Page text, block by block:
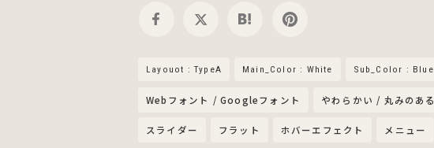
Layouot : TypeA Main_Color : White Sub_Color : Blue
Webフォント / Googleフォント やわらかい / 丸みのある
スライダー フラット ホバーエフェクト メニュー